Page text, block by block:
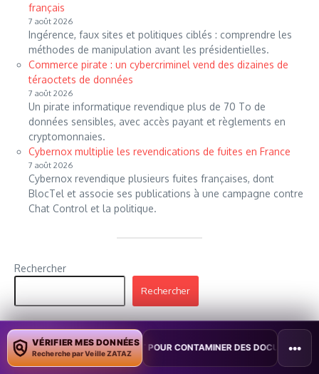
français
7 août 2026
Ingérence, faux sites et politiques ciblés : comprendre les
méthodes de manipulation avant les présidentielles.
Commerce pirate : un cybercriminel vend des dizaines de
téraoctets de données
7 août 2026
Un pirate informatique revendique plus de 70 To de
données sensibles, avec accès payant et règlements en
cryptomonnaies.
Cybernox multiplie les revendications de fuites en France
7 août 2026
Cybernox revendique plusieurs fuites françaises, dont
BlocTel et associe ses publications à une campagne contre
Chat Control et la politique.
Rechercher
Rechercher
Réseaux sociaux
VÉRIFIER MES DONNÉES
Recherche par Veille ZATAZ
POUR CONTAMINER DES DOCUMENTS • TAÏWAN TESTE UNE
•••